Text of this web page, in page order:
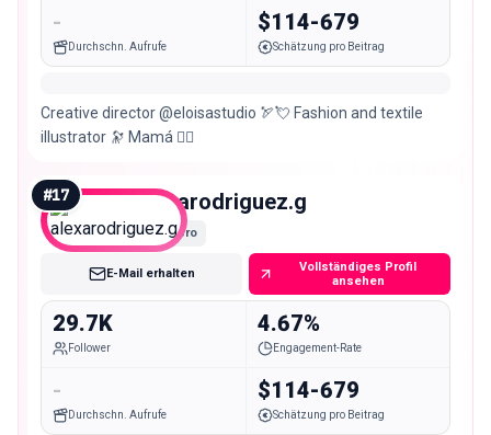
-
Durchschn. Aufrufe
$114-679
Schätzung pro Beitrag
Creative director @eloisastudio 🏹💘 Fashion and textile
illustrator 🔭 Mamá ❤️‍🔥
#17 alexarodriguez.g
Micro
E-Mail erhalten
Vollständiges Profil
ansehen
29.7K
Follower
4.67%
Engagement-Rate
-
Durchschn. Aufrufe
$114-679
Schätzung pro Beitrag